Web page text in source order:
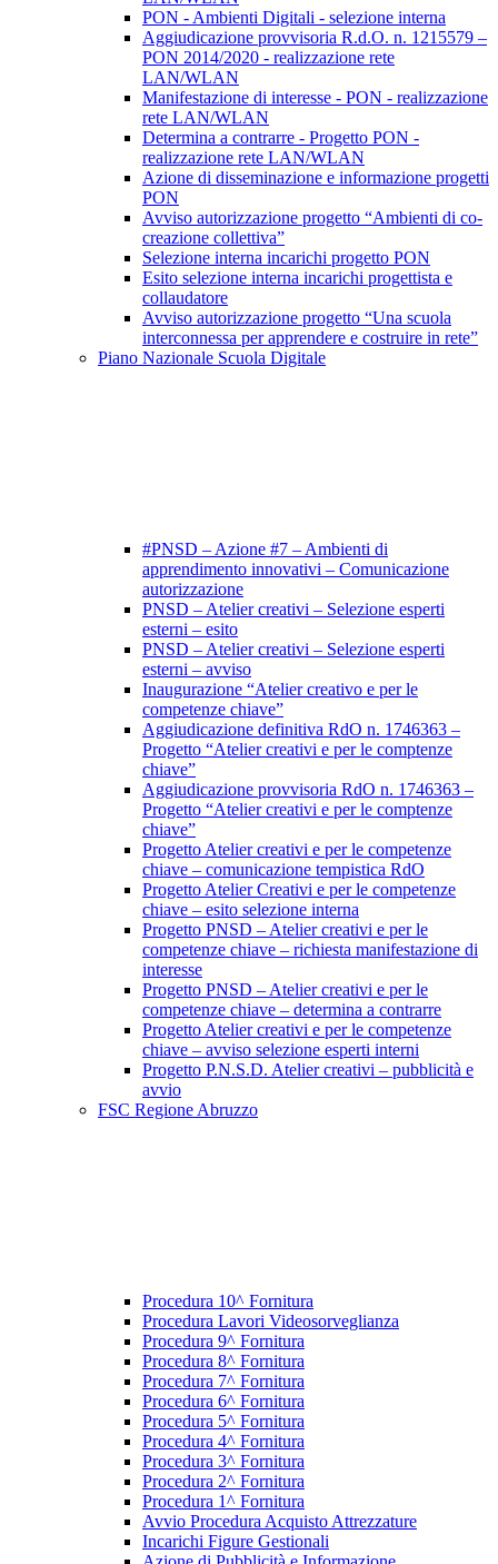
PON - Ambienti Digitali - selezione interna
Aggiudicazione provvisoria R.d.O. n. 1215579 –
PON 2014/2020 - realizzazione rete
LAN/WLAN
Manifestazione di interesse - PON - realizzazione
rete LAN/WLAN
Determina a contrarre - Progetto PON -
realizzazione rete LAN/WLAN
Azione di disseminazione e informazione progetti
PON
Avviso autorizzazione progetto “Ambienti di co-
creazione collettiva”
Selezione interna incarichi progetto PON
Esito selezione interna incarichi progettista e
collaudatore
Avviso autorizzazione progetto “Una scuola
interconnessa per apprendere e costruire in rete”
Piano Nazionale Scuola Digitale
#PNSD – Azione #7 – Ambienti di
apprendimento innovativi – Comunicazione
autorizzazione
PNSD – Atelier creativi – Selezione esperti
esterni – esito
PNSD – Atelier creativi – Selezione esperti
esterni – avviso
Inaugurazione “Atelier creativo e per le
competenze chiave”
Aggiudicazione definitiva RdO n. 1746363 –
Progetto “Atelier creativi e per le comptenze
chiave”
Aggiudicazione provvisoria RdO n. 1746363 –
Progetto “Atelier creativi e per le comptenze
chiave”
Progetto Atelier creativi e per le competenze
chiave – comunicazione tempistica RdO
Progetto Atelier Creativi e per le competenze
chiave – esito selezione interna
Progetto PNSD – Atelier creativi e per le
competenze chiave – richiesta manifestazione di
interesse
Progetto PNSD – Atelier creativi e per le
competenze chiave – determina a contrarre
Progetto Atelier creativi e per le competenze
chiave – avviso selezione esperti interni
Progetto P.N.S.D. Atelier creativi – pubblicità e
avvio
FSC Regione Abruzzo
Procedura 10^ Fornitura
Procedura Lavori Videosorveglianza
Procedura 9^ Fornitura
Procedura 8^ Fornitura
Procedura 7^ Fornitura
Procedura 6^ Fornitura
Procedura 5^ Fornitura
Procedura 4^ Fornitura
Procedura 3^ Fornitura
Procedura 2^ Fornitura
Procedura 1^ Fornitura
Avvio Procedura Acquisto Attrezzature
Incarichi Figure Gestionali